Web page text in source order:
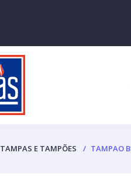
TAMPAS E TAMPÕES TAMPAO